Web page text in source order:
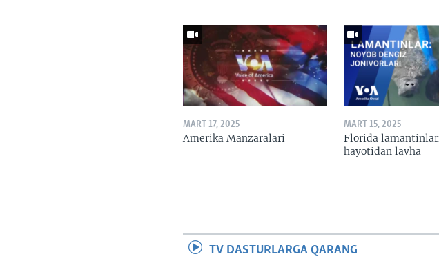
MART 17, 2025
Amerika Manzaralari
MART 15, 2025
Florida
hayotidan lavha
TV DASTURLARGA QARANG